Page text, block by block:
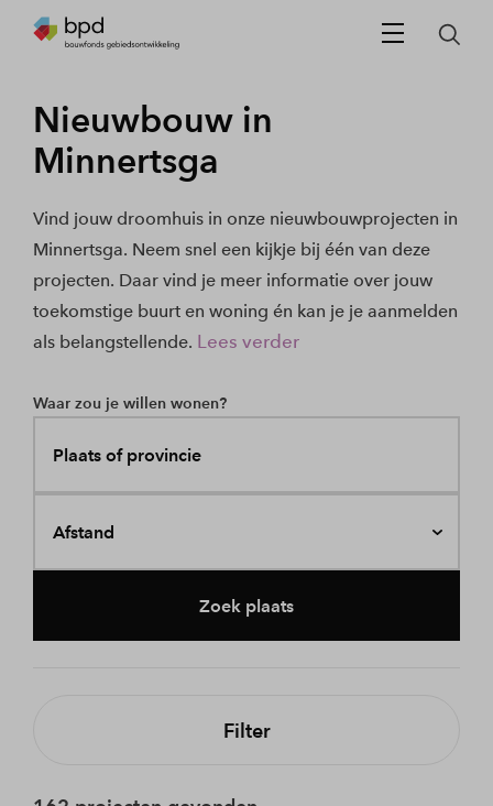
Nieuwbouw in
Minnertsga
Vind jouw droomhuis in onze nieuwbouwprojecten in
Minnertsga. Neem snel een kijkje bij één van deze
projecten. Daar vind je meer informatie over jouw
toekomstige buurt en woning én kan je je aanmelden
als belangstellende. Lees verder
Waar zou je willen wonen?
Plaats of provincie
Afstand
Zoek plaats
Filter